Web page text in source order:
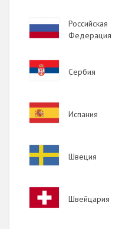
Image
Российская
Федерация
Image
Сербия
Image
Испания
Image
Швеция
Image
Швейцария